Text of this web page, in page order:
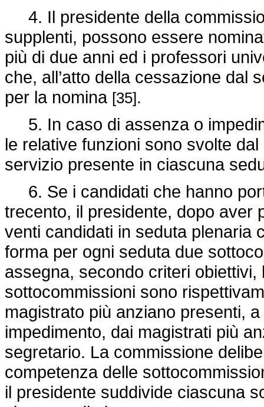
4. Il presidente della
supplenti, possono essere
più di due anni ed i professori
che, all’atto della cessazione dal
per la nomina [35].
5. In caso di assenza o
le relative funzioni sono svolte
servizio presente in ciascuna
6. Se i candidati che hanno
trecento, il presidente, dopo aver
venti candidati in seduta plenaria
forma per ogni seduta due
assegna, secondo criteri
sottocommissioni sono
magistrato più anziano presenti,
impedimento, dai magistrati più
segretario. La commissione
competenza delle
il presidente suddivide ciascuna